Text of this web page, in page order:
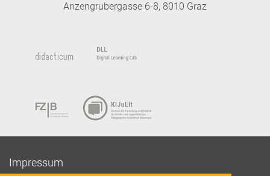
Anzengrubergasse 6-8, 8010 Graz
Impressum